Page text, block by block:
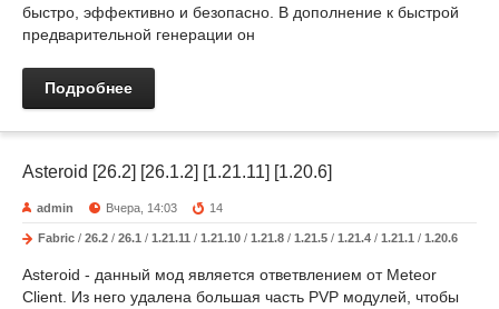
быстро, эффективно и безопасно. В дополнение к быстрой
предварительной генерации он
Подробнее
Asteroid [26.2] [26.1.2] [1.21.11] [1.20.6]
admin Вчера, 14:03 14
Fabric / 26.2 / 26.1 / 1.21.11 / 1.21.10 / 1.21.8 / 1.21.5 / 1.21.4 / 1.21.1 / 1.20.6
Asteroid - данный мод является ответвлением от Meteor
Client. Из него удалена большая часть PVP модулей, чтобы